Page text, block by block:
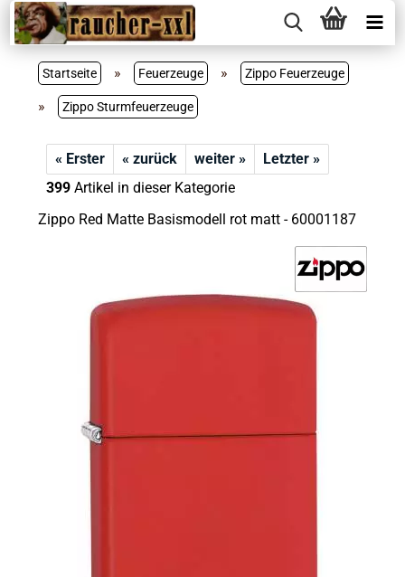
Startseite » Feuerzeuge » Zippo Feuerzeuge
» Zippo Sturmfeuerzeuge
« Erster « zurück weiter »
Letzter »
399Artikel in dieser Kategorie
Zippo Red Matte Basismodell rot matt - 60001187